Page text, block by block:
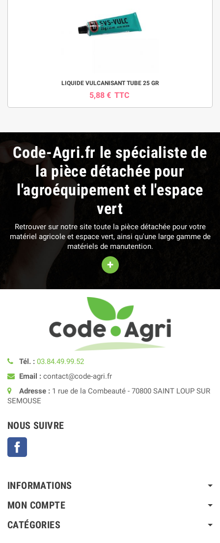
LIQUIDE VULCANISANT TUBE 25 GR
5,88 € TTC
Code-Agri.fr le spécialiste de
la pièce détachée pour
l'agroéquipement et l'espace
vert
Retrouver sur notre site toute la pièce détachée pour votre
matériel agricole et espace vert, ainsi qu'une large gamme de
matériels de manutention.
+
Tél. : 03.84.49.99.52
Email : contact@code-agri.fr
Adresse : 1 rue de la Combeauté - 70800 SAINT LOUP SUR
SEMOUSE
NOUS SUIVRE
INFORMATIONS
MON COMPTE
CATÉGORIES